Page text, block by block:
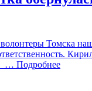
Томска
… Подробнее